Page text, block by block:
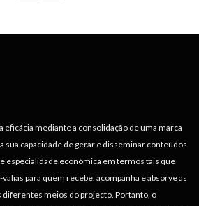
eficácia mediante a consolidação de uma marca
sua capacidade de gerar e disseminar conteúdos
especialidade económica em termos tais que
para quem recebe, acompanha e absorve as
meios do projecto. Portanto, o